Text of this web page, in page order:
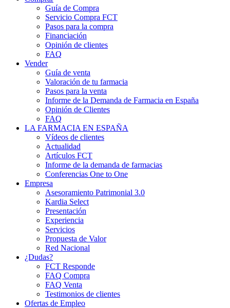
Guía de Compra
Servicio Compra FCT
Pasos para la compra
Financiación
Opinión de clientes
FAQ
Vender
Guía de venta
Valoración de tu farmacia
Pasos para la venta
Informe de la Demanda de Farmacia en España
Opinión de Clientes
FAQ
LA FARMACIA EN ESPAÑA
Vídeos de clientes
Actualidad
Artículos FCT
Informe de la demanda de farmacias
Conferencias One to One
Empresa
Asesoramiento Patrimonial 3.0
Kardia Select
Presentación
Experiencia
Servicios
Propuesta de Valor
Red Nacional
¿Dudas?
FCT Responde
FAQ Compra
FAQ Venta
Testimonios de clientes
Ofertas de Empleo